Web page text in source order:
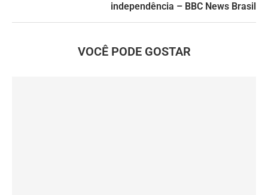
independência – BBC News Brasil
VOCÊ PODE GOSTAR